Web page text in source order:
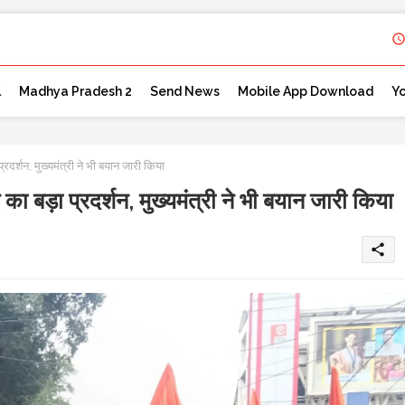
Madhya Pradesh 2 Send News Mobile App Download
मुख्यमंत्री ने भी बयान जारी किया
प्रदर्शन, मुख्यमंत्री ने भी बयान जारी किया
share